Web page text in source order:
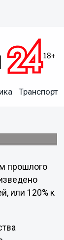
Транспорт
прошлого
или 120% к